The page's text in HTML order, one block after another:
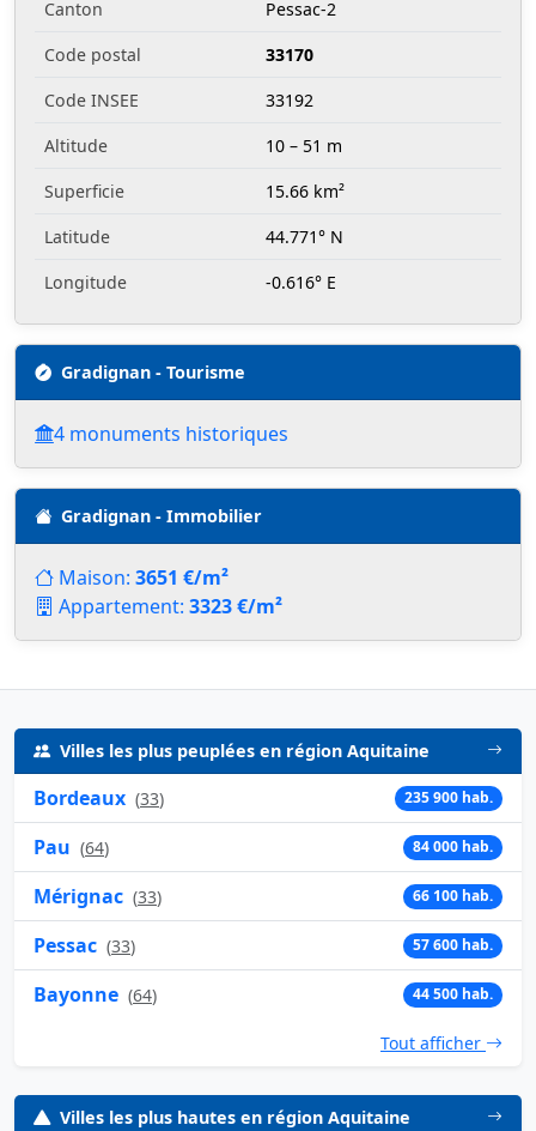
Canton
Pessac-2
Code postal
33170
Code INSEE
33192
Altitude
10 – 51 m
Superficie
15.66 km²
Latitude
44.771° N
Longitude
-0.616° E
Gradignan - Tourisme
4 monuments historiques
Gradignan - Immobilier
Maison: 3651 €/m²
Appartement: 3323 €/m²
Villes les plus peuplées en région Aquitaine
Bordeaux (33) 235 900 hab.
Pau (64) 84 000 hab.
Mérignac (33) 66 100 hab.
Pessac (33) 57 600 hab.
Bayonne (64) 44 500 hab.
Tout afficher
Villes les plus hautes en région Aquitaine